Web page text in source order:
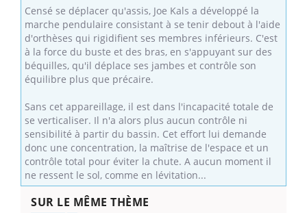
Censé se déplacer qu'assis, Joe Kals a développé la
marche pendulaire consistant à se tenir debout à l'aide
d'orthèses qui rigidifient ses membres inférieurs. C'est
à la force du buste et des bras, en s'appuyant sur des
béquilles, qu'il déplace ses jambes et contrôle son
équilibre plus que précaire.
Sans cet appareillage, il est dans l'incapacité totale de
se verticaliser. Il n'a alors plus aucun contrôle ni
sensibilité à partir du bassin. Cet effort lui demande
donc une concentration, la maîtrise de l'espace et un
contrôle total pour éviter la chute. A aucun moment il
ne ressent le sol, comme en lévitation...
SUR LE MÊME THÈME